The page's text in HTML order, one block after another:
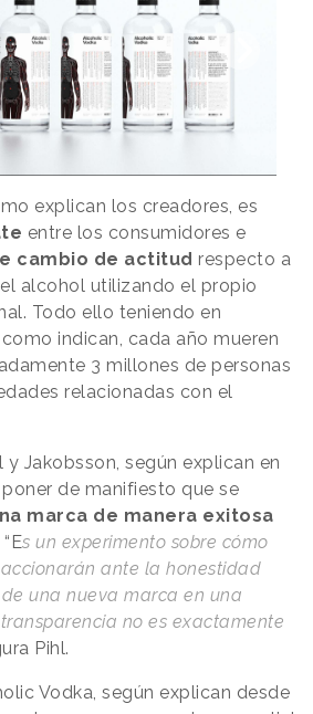
explican los creadores, es
entre los consumidores e
cambio de actitud respecto a
alcohol utilizando el propio
Todo ello teniendo en
indican, cada año mueren
3 millones de personas
relacionadas con el
y Jakobsson, según explican en
de manifiesto que se
marca de manera exitosa
“Es un experimento sobre cómo
ante la honestidad
una nueva marca en una
no es exactamente
Pihl.
Vodka, según explican desde